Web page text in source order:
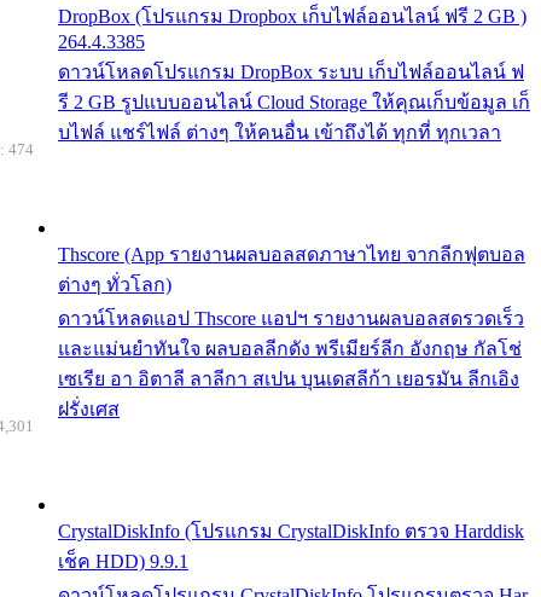
DropBox (โปรแกรม Dropbox เก็บไฟล์ออนไลน์ ฟรี 2 GB )
264.4.3385
ดาวน์โหลดโปรแกรม DropBox ระบบ เก็บไฟล์ออนไลน์ ฟ
รี 2 GB รูปแบบออนไลน์ Cloud Storage ให้คุณเก็บข้อมูล เก็
บไฟล์ แชร์ไฟล์ ต่างๆ ให้คนอื่น เข้าถึงได้ ทุกที่ ทุกเวลา
Thscore (App รายงานผลบอลสดภาษาไทย จากลีกฟุตบอล
ต่างๆ ทั่วโลก)
ดาวน์โหลดแอป Thscore แอปฯ รายงานผลบอลสดรวดเร็ว
และแม่นยำทันใจ ผลบอลลีกดัง พรีเมียร์ลีก อังกฤษ กัลโช่
เซเรีย อา อิตาลี ลาลีกา สเปน บุนเดสลีก้า เยอรมัน ลีกเอิง
ฝรั่งเศส
474
CrystalDiskInfo (โปรแกรม CrystalDiskInfo ตรวจ Harddisk
เช็ค HDD) 9.9.1